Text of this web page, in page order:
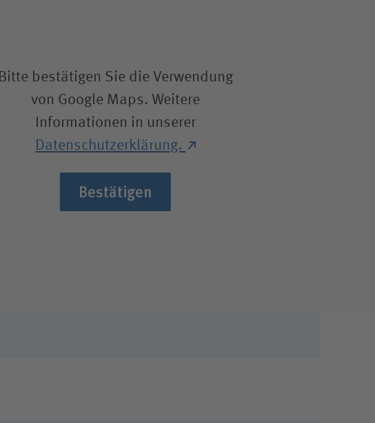
Bitte bestätigen Sie die Verwendung
von Google Maps. Weitere
Informationen in unserer
Datenschutzerklärung.
Bestätigen